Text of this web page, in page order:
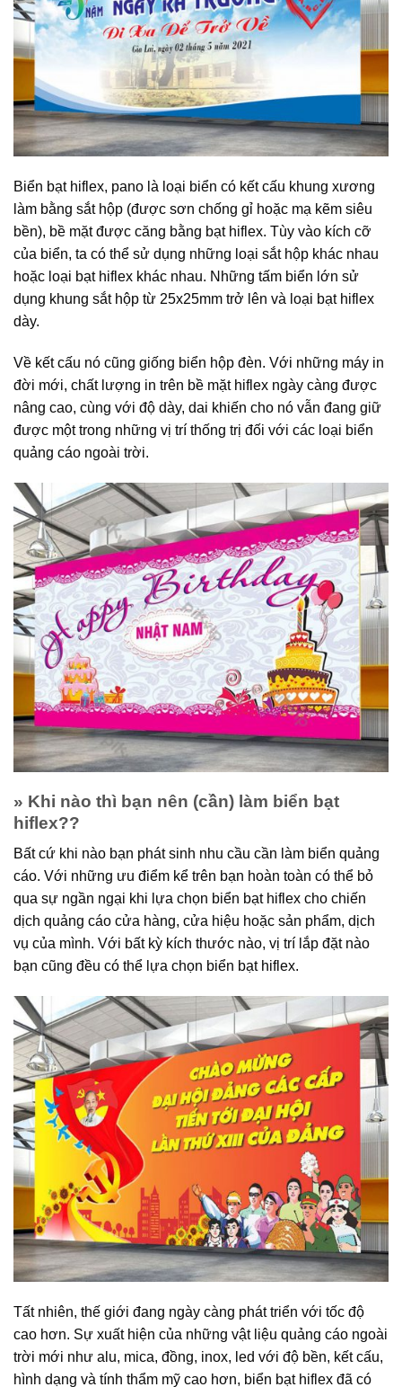
Biển bạt hiflex, pano là loại biển có kết cấu khung xương
làm bằng sắt hộp (được sơn chống gỉ hoặc mạ kẽm siêu
bền), bề mặt được căng bằng bạt hiflex. Tùy vào kích cỡ
của biển, ta có thể sử dụng những loại sắt hộp khác nhau
hoặc loại bạt hiflex khác nhau. Những tấm biển lớn sử
dụng khung sắt hộp từ 25x25mm trở lên và loại bạt hiflex
dày.
Về kết cấu nó cũng giống biển hộp đèn. Với những máy in
đời mới, chất lượng in trên bề mặt hiflex ngày càng được
nâng cao, cùng với độ dày, dai khiến cho nó vẫn đang giữ
được một trong những vị trí thống trị đối với các loại biển
quảng cáo ngoài trời.
» Khi nào thì bạn nên (cần) làm biển bạt
hiflex??
Bất cứ khi nào bạn phát sinh nhu cầu cần làm biển quảng
cáo. Với những ưu điểm kể trên bạn hoàn toàn có thể bỏ
qua sự ngần ngại khi lựa chọn biển bạt hiflex cho chiến
dịch quảng cáo cửa hàng, cửa hiệu hoặc sản phẩm, dịch
vụ của mình. Với bất kỳ kích thước nào, vị trí lắp đặt nào
bạn cũng đều có thể lựa chọn biển bạt hiflex.
Tất nhiên, thế giới đang ngày càng phát triển với tốc độ
cao hơn. Sự xuất hiện của những vật liệu quảng cáo ngoài
trời mới như alu, mica, đồng, inox, led với độ bền, kết cấu,
hình dạng và tính thẩm mỹ cao hơn, biển bạt hiflex đã có